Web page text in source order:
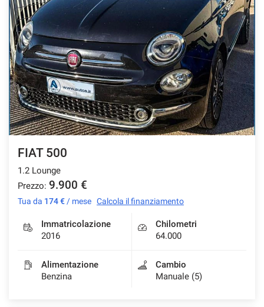
FIAT 500
1.2 Lounge
Prezzo: 9.900 €
Tua da 174 € / mese Calcola il finanziamento
Immatricolazione
2016
Chilometri
64.000
Alimentazione
Benzina
Cambio
Manuale (5)